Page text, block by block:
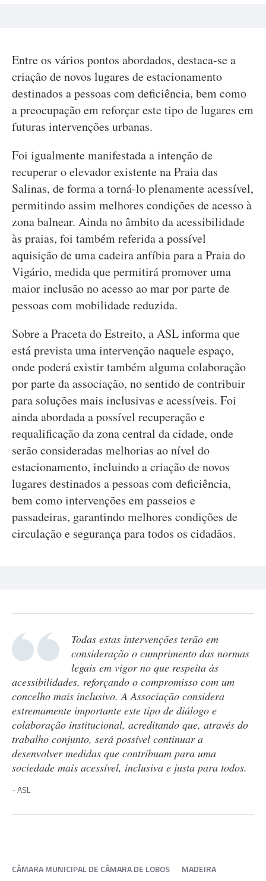
Entre os vários pontos abordados, destaca-se a
criação de novos lugares de estacionamento
destinados a pessoas com deficiência, bem como
a preocupação em reforçar este tipo de lugares em
futuras intervenções urbanas.
Foi igualmente manifestada a intenção de
recuperar o elevador existente na Praia das
Salinas, de forma a torná-lo plenamente acessível,
permitindo assim melhores condições de acesso à
zona balnear. Ainda no âmbito da acessibilidade
às praias, foi também referida a possível
aquisição de uma cadeira anfíbia para a Praia do
Vigário, medida que permitirá promover uma
maior inclusão no acesso ao mar por parte de
pessoas com mobilidade reduzida.
Sobre a Praceta do Estreito, a ASL informa que
está prevista uma intervenção naquele espaço,
onde poderá existir também alguma colaboração
por parte da associação, no sentido de contribuir
para soluções mais inclusivas e acessíveis. Foi
ainda abordada a possível recuperação e
requalificação da zona central da cidade, onde
serão consideradas melhorias ao nível do
estacionamento, incluindo a criação de novos
lugares destinados a pessoas com deficiência,
bem como intervenções em passeios e
passadeiras, garantindo melhores condições de
circulação e segurança para todos os cidadãos.
Todas estas intervenções terão em
consideração o cumprimento das normas
legais em vigor no que respeita às
acessibilidades, reforçando o compromisso com um
concelho mais inclusivo. A Associação considera
extremamente importante este tipo de diálogo e
colaboração institucional, acreditando que, através do
trabalho conjunto, será possível continuar a
desenvolver medidas que contribuam para uma
sociedade mais acessível, inclusiva e justa para todos.
ASL
CÂMARA MUNICIPAL DE CÂMARA DE LOBOS MADEIRA